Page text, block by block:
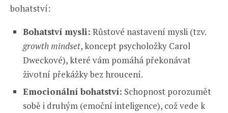
bohatství:
Bohatství mysli: Růstové nastavení mysli (tzv.
growth mindset, koncept psycholožky Carol
Dweckové), které vám pomáhá překonávat
životní překážky bez hroucení.
Emocionální bohatství: Schopnost porozumět
sobě i druhým (emoční inteligence), což vede k